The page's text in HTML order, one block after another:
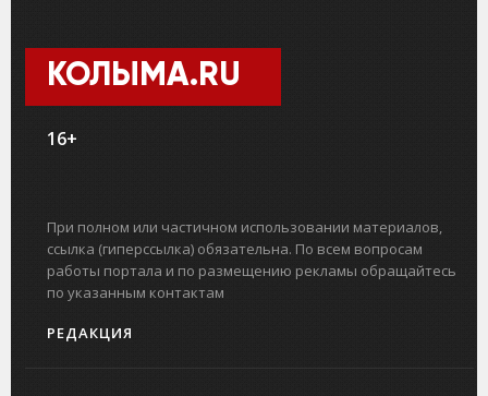
КОЛЫМА.RU
16+
При полном или частичном использовании материалов,
ссылка (гиперссылка) обязательна. По всем вопросам
работы портала и по размещению рекламы обращайтесь
по указанным контактам
РЕДАКЦИЯ